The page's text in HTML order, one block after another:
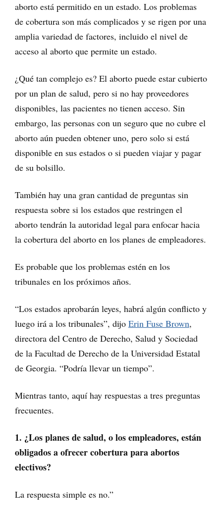
aborto está permitido en un estado. Los problemas
de cobertura son más complicados y se rigen por una
amplia variedad de factores, incluido el nivel de
acceso al aborto que permite un estado.
¿Qué tan complejo es? El aborto puede estar cubierto
por un plan de salud, pero si no hay proveedores
disponibles, las pacientes no tienen acceso. Sin
embargo, las personas con un seguro que no cubre el
aborto aún pueden obtener uno, pero solo si está
disponible en sus estados o si pueden viajar y pagar
de su bolsillo.
También hay una gran cantidad de preguntas sin
respuesta sobre si los estados que restringen el
aborto tendrán la autoridad legal para enfocar hacia
la cobertura del aborto en los planes de empleadores.
Es probable que los problemas estén en los
tribunales en los próximos años.
“Los estados aprobarán leyes, habrá algún conflicto y
luego irá a los tribunales”, dijo Erin Fuse Brown,
directora del Centro de Derecho, Salud y Sociedad
de la Facultad de Derecho de la Universidad Estatal
de Georgia. “Podría llevar un tiempo”.
Mientras tanto, aquí hay respuestas a tres preguntas
frecuentes.
1. ¿Los planes de salud, o los empleadores, están
obligados a ofrecer cobertura para abortos
electivos?
La respuesta simple es no.”